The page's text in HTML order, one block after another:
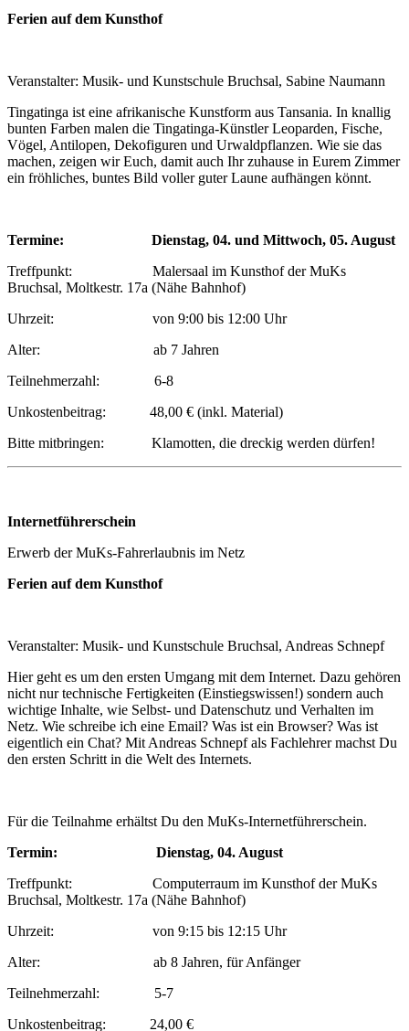
Ferien auf dem Kunsthof
Veranstalter: Musik- und Kunstschule Bruchsal, Sabine Naumann
Tingatinga ist eine afrikanische Kunstform aus Tansania. In knallig
bunten Farben malen die Tingatinga-Künstler Leoparden, Fische,
Vögel, Antilopen, Dekofiguren und Urwaldpflanzen. Wie sie das
machen, zeigen wir Euch, damit auch Ihr zuhause in Eurem Zimmer
ein fröhliches, buntes Bild voller guter Laune aufhängen könnt.
Termine: Dienstag, 04. und Mittwoch, 05. August
Treffpunkt: Malersaal im Kunsthof der MuKs
Bruchsal, Moltkestr. 17a (Nähe Bahnhof)
Uhrzeit: von 9:00 bis 12:00 Uhr
Alter: ab 7 Jahren
Teilnehmerzahl: 6-8
Unkostenbeitrag: 48,00 € (inkl. Material)
Bitte mitbringen: Klamotten, die dreckig werden dürfen!
Internetführerschein
Erwerb der MuKs-Fahrerlaubnis im Netz
Ferien auf dem Kunsthof
Veranstalter: Musik- und Kunstschule Bruchsal, Andreas Schnepf
Hier geht es um den ersten Umgang mit dem Internet. Dazu gehören
nicht nur technische Fertigkeiten (Einstiegswissen!) sondern auch
wichtige Inhalte, wie Selbst- und Datenschutz und Verhalten im
Netz. Wie schreibe ich eine Email? Was ist ein Browser? Was ist
eigentlich ein Chat? Mit Andreas Schnepf als Fachlehrer machst Du
den ersten Schritt in die Welt des Internets.
Für die Teilnahme erhältst Du den MuKs-Internetführerschein.
Termin: Dienstag, 04. August
Treffpunkt: Computerraum im Kunsthof der MuKs
Bruchsal, Moltkestr. 17a (Nähe Bahnhof)
Uhrzeit: von 9:15 bis 12:15 Uhr
Alter: ab 8 Jahren, für Anfänger
Teilnehmerzahl: 5-7
Unkostenbeitrag: 24,00 €